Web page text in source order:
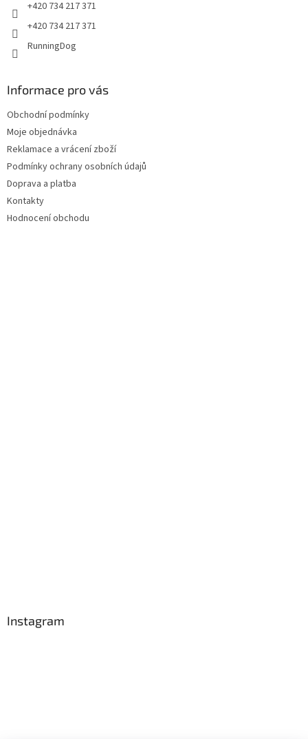
+420 734 217 371
+420 734 217 371
RunningDog
Informace pro vás
Obchodní podmínky
Moje objednávka
Reklamace a vrácení zboží
Podmínky ochrany osobních údajů
Doprava a platba
Kontakty
Hodnocení obchodu
Instagram